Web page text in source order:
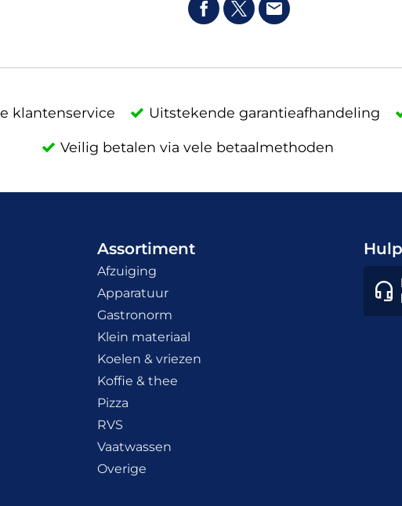
klantenservice Uitstekende garantieafhandeling
Veilig betalen via vele betaalmethoden
Assortiment
Afzuiging
Apparatuur
Gastronorm
Klein materiaal
Koelen & vriezen
Koffie & thee
Pizza
RVS
Vaatwassen
Overige